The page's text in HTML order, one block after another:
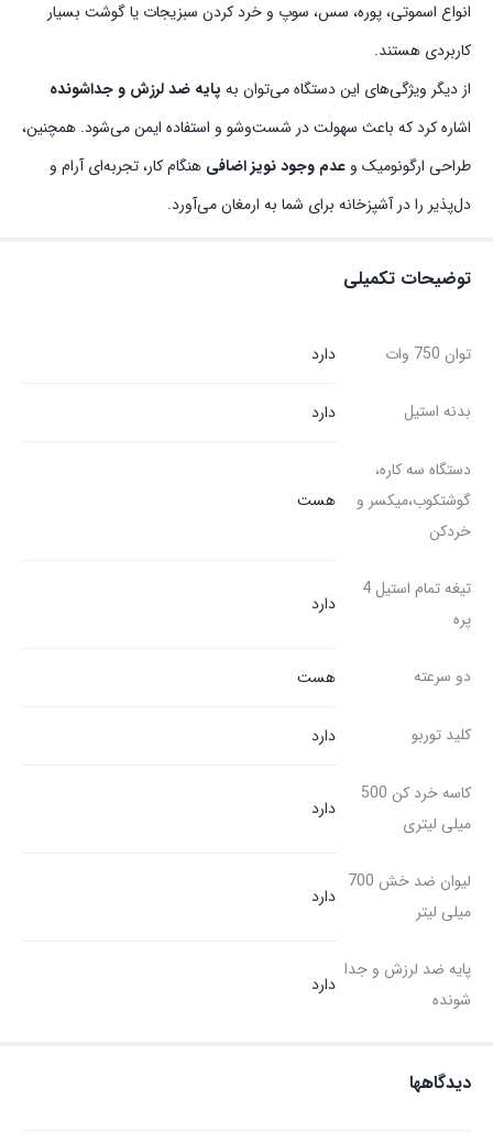
انواع اسموتی، پوره، سس، سوپ و خرد کردن سبزیجات یا گوشت بسیار
کاربردی هستند.
از دیگر ویژگی‌های این دستگاه می‌توان به پایه ضد لرزش و جداشونده
اشاره کرد که باعث سهولت در شست‌وشو و استفاده ایمن می‌شود. همچنین،
طراحی ارگونومیک و عدم وجود نویز اضافی هنگام کار، تجربه‌ای آرام و
دل‌پذیر را در آشپزخانه برای شما به ارمغان می‌آورد.
توضیحات تکمیلی
توان 750 وات دارد
بدنه استیل دارد
دستگاه سه کاره،
گوشتکوب،میکسر و
خردکن
هست
تیغه تمام استیل 4
پره
دارد
دو سرعته هست
کلید توربو دارد
کاسه خرد کن 500
میلی لیتری
دارد
لیوان ضد خش 700
میلی لیتر
دارد
پایه ضد لرزش و جدا
شونده
دارد
دیدگاهها